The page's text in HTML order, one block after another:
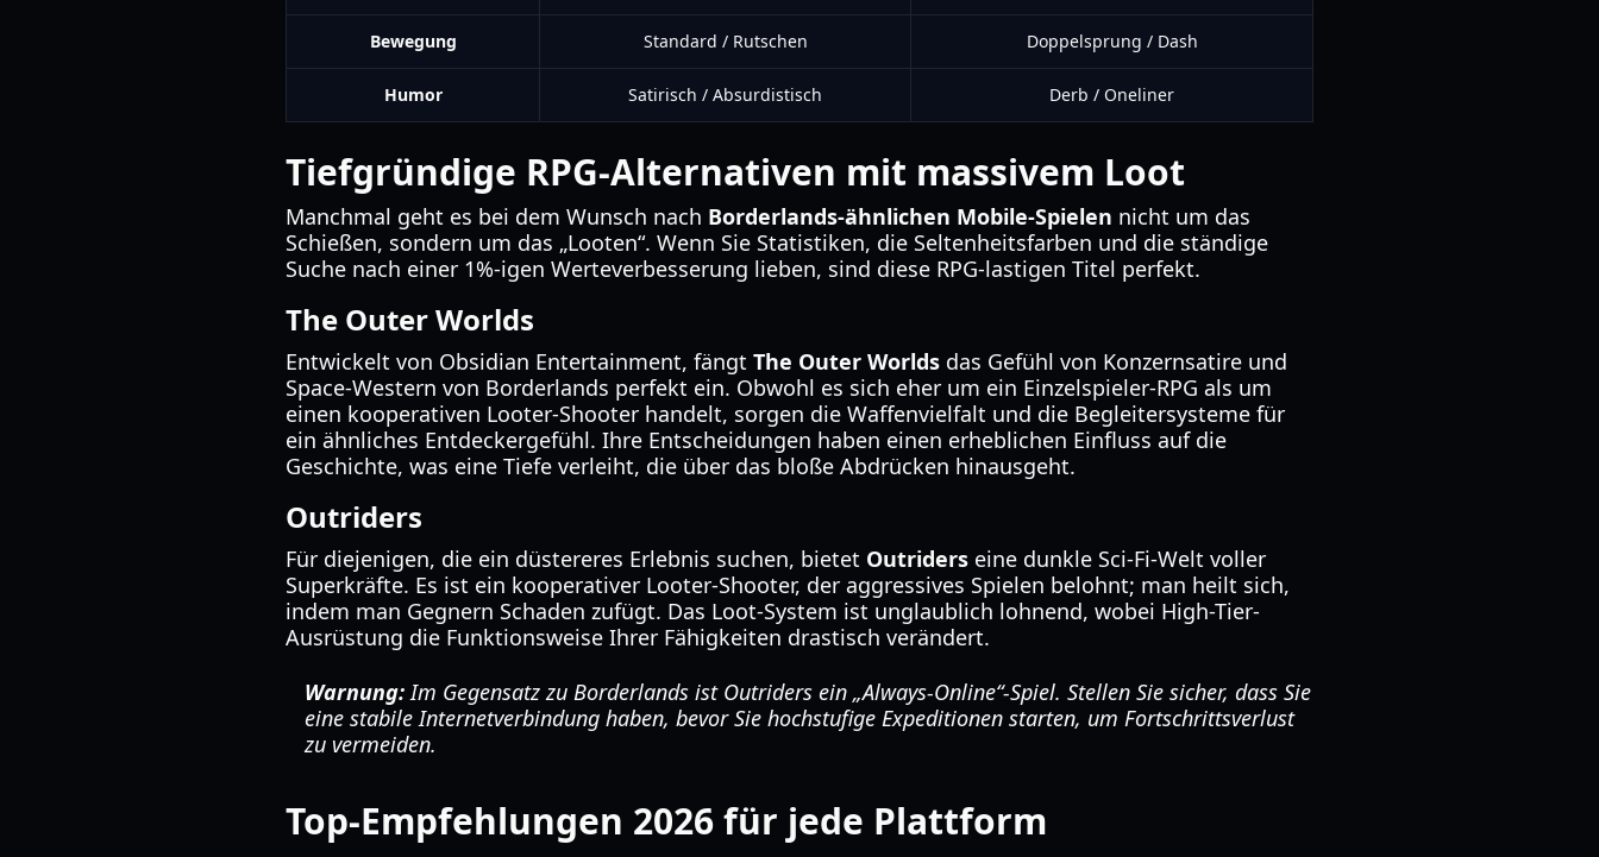
Bewegung Standard / Rutschen Doppelsprung / Dash
Humor Satirisch / Absurdistisch Derb / Oneliner
Tiefgründige RPG-Alternativen mit massivem Loot
Manchmal geht es bei dem Wunsch nach Borderlands-ähnlichen Mobile-Spielen nicht um das
Schießen, sondern um das „Looten“. Wenn Sie Statistiken, die Seltenheitsfarben und die ständige
Suche nach einer 1%-igen Werteverbesserung lieben, sind diese RPG-lastigen Titel perfekt.
The Outer Worlds
Entwickelt von Obsidian Entertainment, fängt The Outer Worlds das Gefühl von Konzernsatire und
Space-Western von Borderlands perfekt ein. Obwohl es sich eher um ein Einzelspieler-RPG als um
einen kooperativen Looter-Shooter handelt, sorgen die Waffenvielfalt und die Begleitersysteme für
ein ähnliches Entdeckergefühl. Ihre Entscheidungen haben einen erheblichen Einfluss auf die
Geschichte, was eine Tiefe verleiht, die über das bloße Abdrücken hinausgeht.
Outriders
Für diejenigen, die ein düstereres Erlebnis suchen, bietet Outriders eine dunkle Sci-Fi-Welt voller
Superkräfte. Es ist ein kooperativer Looter-Shooter, der aggressives Spielen belohnt; man heilt sich,
indem man Gegnern Schaden zufügt. Das Loot-System ist unglaublich lohnend, wobei High-Tier-
Ausrüstung die Funktionsweise Ihrer Fähigkeiten drastisch verändert.
Warnung:Im Gegensatz zu Borderlands ist Outriders ein „Always-Online“-Spiel. Stellen Sie sicher, dass Sie
eine stabile Internetverbindung haben, bevor Sie hochstufige Expeditionen starten, um Fortschrittsverlust
zu vermeiden.
Top-Empfehlungen 2026 für jede Plattform